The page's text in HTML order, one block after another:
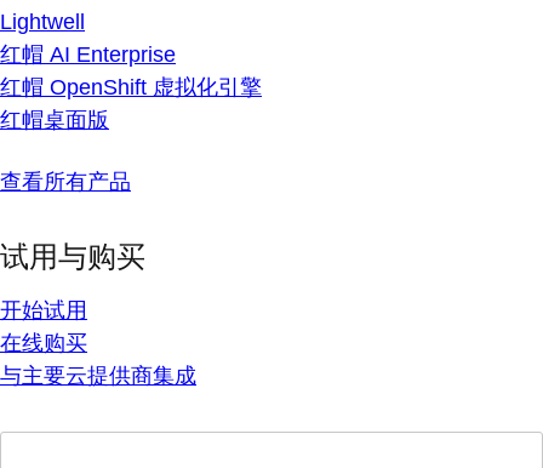
Lightwell
红帽 AI Enterprise
红帽 OpenShift 虚拟化引擎
红帽桌面版
查看所有产品
试用与购买
开始试用
在线购买
与主要云提供商集成